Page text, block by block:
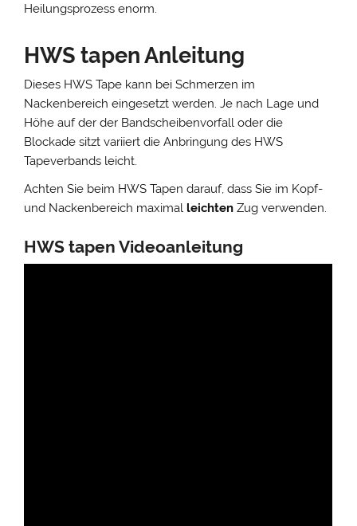
Heilungsprozess enorm.
HWS tapen Anleitung
Dieses HWS Tape kann bei Schmerzen im
Nackenbereich eingesetzt werden. Je nach Lage und
Höhe auf der der Bandscheibenvorfall oder die
Blockade sitzt variiert die Anbringung des HWS
Tapeverbands leicht.
Achten Sie beim HWS Tapen darauf, dass Sie im Kopf-
und Nackenbereich maximal leichten Zug verwenden.
HWS tapen Videoanleitung